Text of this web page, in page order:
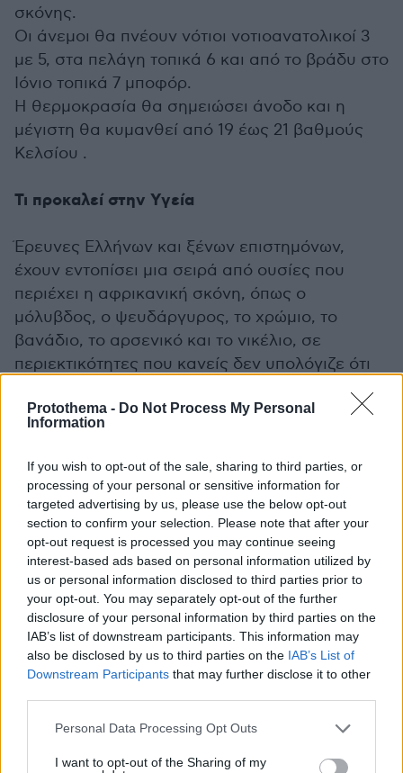
Protothema - Do Not Process My Personal
Information
If you wish to opt-out of the sale, sharing to third parties, or
processing of your personal or sensitive information for
targeted advertising by us, please use the below opt-out
section to confirm your selection. Please note that after your
opt-out request is processed you may continue seeing
interest-based ads based on personal information utilized by
us or personal information disclosed to third parties prior to
your opt-out. You may separately opt-out of the further
disclosure of your personal information by third parties on the
IAB’s list of downstream participants. This information may
also be disclosed by us to third parties on the IAB’s List of
Downstream Participants that may further disclose it to other
Please note that this website/app uses one or more Google
not limited to your visit or usage behaviour. You may click to
Personal Data Processing Opt Outs
I want to opt-out of the Sharing of my
σκόνης.
Οι άνεμοι θα πνέουν νότιοι νοτιοανατολικοί 3
με 5, στα πελάγη τοπικά 6 και από το βράδυ στο
Ιόνιο τοπικά 7 μποφόρ.
Η θερμοκρασία θα σημειώσει άνοδο και η
μέγιστη θα κυμανθεί από 19 έως 21 βαθμούς
Κελσίου .
Τι προκαλεί στην Υγεία
Έρευνες Ελλήνων και ξένων επιστημόνων,
έχουν εντοπίσει μια σειρά από ουσίες που
περιέχει η αφρικανική σκόνη, όπως ο
μόλυβδος, ο ψευδάργυρος, το χρώμιο, το
βανάδιο, το αρσενικό και το νικέλιο, σε
περιεκτικότητες που κανείς δεν υπολόγιζε ότι
έχει συσχετισθεί με προβλήματα υγείας του
παρατηρηθεί πως σε ημέρες με έντονες
συγκεντρώσεις σκόνης αυξάνονται οι
εισαγωγές στα νοσοκομεία ασθενών που
αντιμετωπίζουν αναπνευστικά και
καρδιολογικά προβλήματα. Αυτό συμβαίνει
γιατί τα σωματίδια με τις επικίνδυνες ουσίες
μπορούν να εισέλθουν πολύ εύκολα στο
αναπνευστικό σύστημα ενός ανθρώπου.
Το υπουργείο Υγείας παλαιότερα, είχε δώσει
σωματιδίων.